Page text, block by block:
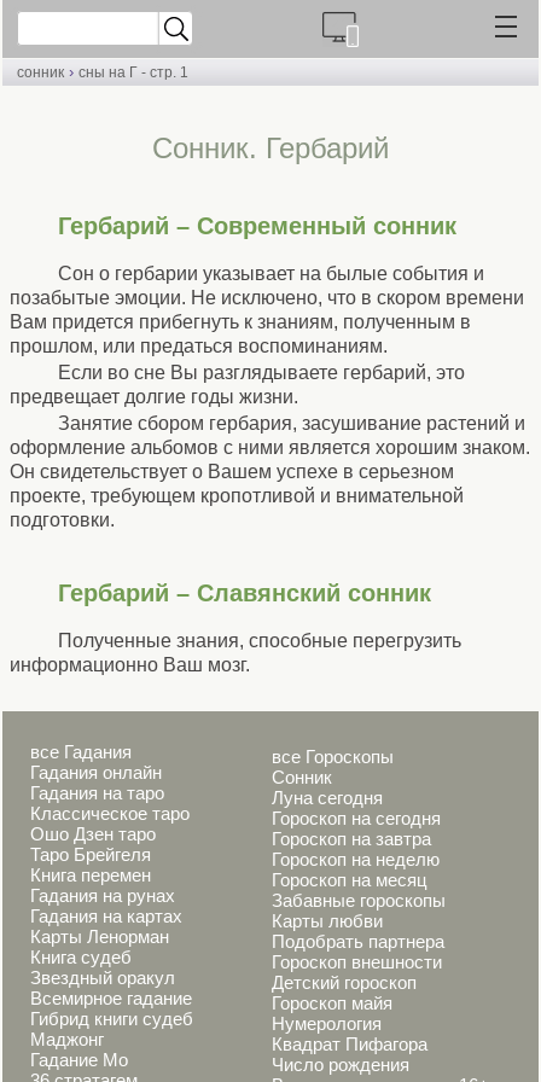
сонник › сны на Г - стр. 1
Сонник. Гербарий
Гербарий – Современный сонник
Сон о гербарии указывает на былые события и
позабытые эмоции. Не исключено, что в скором времени
Вам придется прибегнуть к знаниям, полученным в
прошлом, или предаться воспоминаниям.
Если во сне Вы разглядываете гербарий, это
предвещает долгие годы жизни.
Занятие сбором гербария, засушивание растений и
оформление альбомов с ними является хорошим знаком.
Он свидетельствует о Вашем успехе в серьезном
проекте, требующем кропотливой и внимательной
подготовки.
Гербарий – Славянский сонник
Полученные знания, способные перегрузить
информационно Ваш мозг.
все Гадания
Гадания онлайн
Гадания на таро
Классическое таро
Ошо Дзен таро
Таро Брейгеля
Книга перемен
Гадания на рунах
Гадания на картах
Карты Ленорман
Книга судеб
Звездный оракул
Всемирное гадание
Гибрид книги судеб
Маджонг
Гадание Мо
все Гороскопы
Сонник
Луна сегодня
Гороскоп на сегодня
Гороскоп на завтра
Гороскоп на неделю
Гороскоп на месяц
Забавные гороскопы
Карты любви
Подобрать партнера
Гороскоп внешности
Детский гороскоп
Гороскоп майя
Нумерология
Квадрат Пифагора
Число рождения